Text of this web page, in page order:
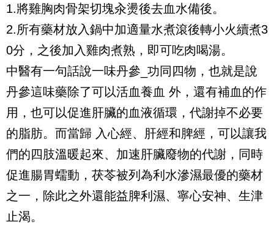
1.將雞胸肉骨架切塊汆燙後去血水備後。
2.所有藥材放入鍋中加適量水煮滾後轉小火續煮3
0分，之後加入雞肉煮熟，即可吃肉喝湯。
中醫有一句話說一味丹參_功同四物，也就是說
丹參這味藥除了可以活血養血 外，還有補血的作
用，也可以促進肝臟的血液循環，代謝掉不必要
的脂肪。而當歸 入心經、肝經和脾經，可以讓我
們的四肢溫暖起來、加速肝臟廢物的代謝，同時
促進腸胃蠕動，茯苓被列為利水滲濕最優的藥材
之一，除此之外還能益脾利濕、寧心安神、生津
止渴。